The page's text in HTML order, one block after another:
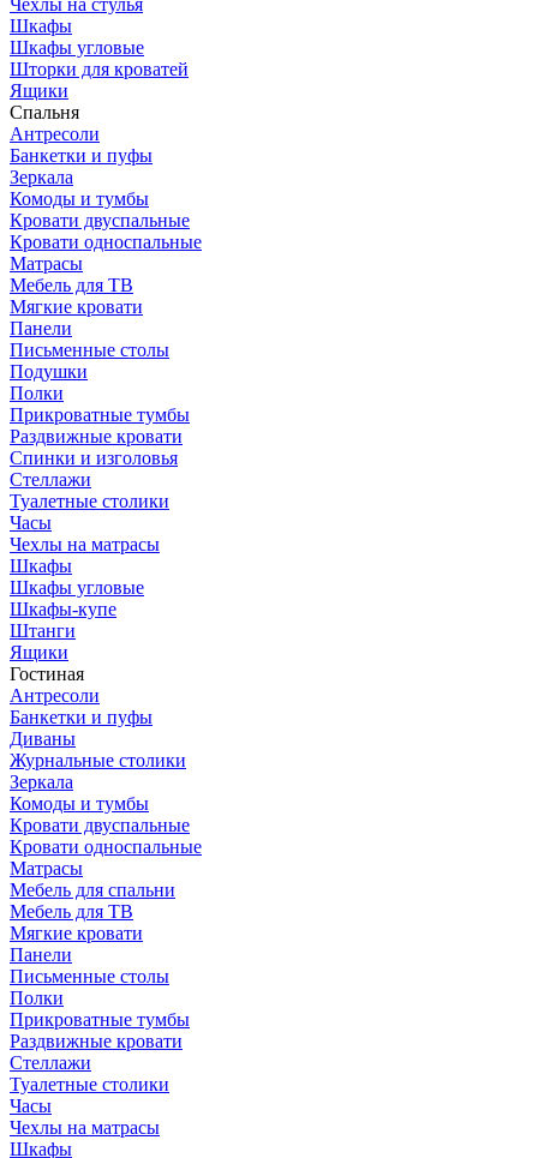
Шкафы
Шкафы угловые
Шторки для кроватей
Ящики
Спальня
Антресоли
Банкетки и пуфы
Зеркала
Комоды и тумбы
Кровати двуспальные
Кровати односпальные
Матрасы
Мебель для ТВ
Мягкие кровати
Панели
Письменные столы
Подушки
Полки
Прикроватные тумбы
Раздвижные кровати
Спинки и изголовья
Стеллажи
Туалетные столики
Часы
Чехлы на матрасы
Шкафы
Шкафы угловые
Шкафы-купе
Штанги
Ящики
Гостиная
Антресоли
Банкетки и пуфы
Диваны
Журнальные столики
Зеркала
Комоды и тумбы
Кровати двуспальные
Кровати односпальные
Матрасы
Мебель для спальни
Мебель для ТВ
Мягкие кровати
Панели
Письменные столы
Полки
Прикроватные тумбы
Раздвижные кровати
Стеллажи
Туалетные столики
Часы
Чехлы на матрасы
Шкафы